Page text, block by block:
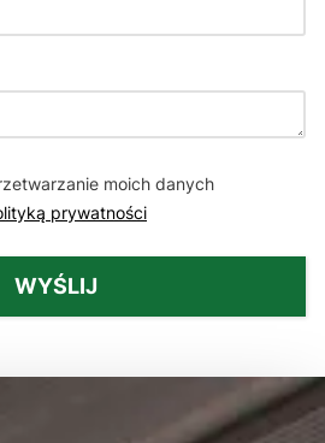
moich danych
prywatności
WYŚLIJ